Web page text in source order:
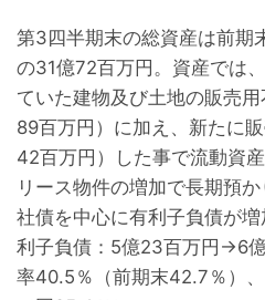
第3四半期末の総資産は前期
の31億72百万円。資産では
ていた建物及び土地の販売
89百万円）に加え、新たに
42百万円）した事で流動資
リース物件の増加で長期預か
社債を中心に有利子負債が
利子負債：5億23百万円→6
率40.5％（前期末42.7％）